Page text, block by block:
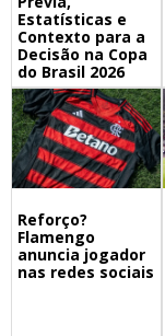
Estatísticas e
Contexto para a
Decisão na Copa
do Brasil 2026
Reforço?
Flamengo
anuncia jogador
nas redes sociais